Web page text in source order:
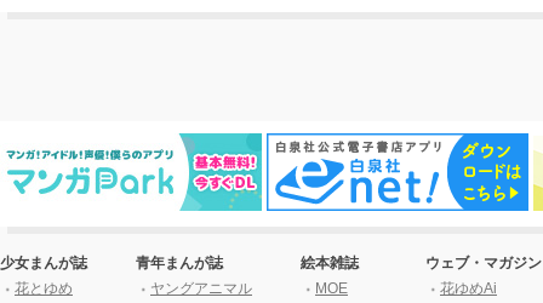
少女まんが誌
花とゆめ
青年まんが誌
ヤングアニマル
絵本雑誌
MOE
ウェブ・マガジン
花ゆめAi